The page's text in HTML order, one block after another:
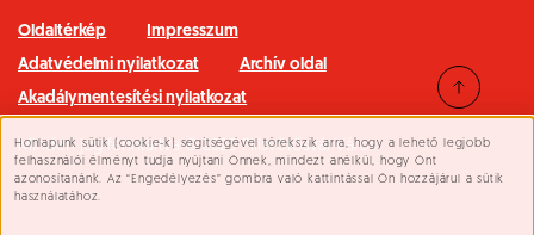
Süti beállítások
Honlapunk sütik (cookie-k) segítségével törekszik arra, hogy a lehető legjobb
felhasználói élményt tudja nyújtani Önnek, mindezt anélkül, hogy Önt
azonosítanánk. Az “Engedélyezés” gombra való kattintással Ön hozzájárul a sütik
használatához.
Oldaltérkép
Impresszum
Adatvédelmi nyilatkozat
Archív oldal
Akadálymentesítési nyilatkozat
Minden jog fenntartva © 2026 Pilisvörösvár Város